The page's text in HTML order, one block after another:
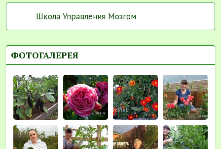
Школа Управления Мозгом
ФОТОГАЛЕРЕЯ